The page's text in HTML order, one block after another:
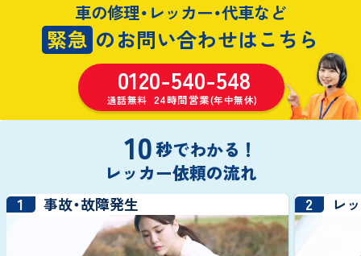
車の修理・レッカー・代車など
緊急 のお問い合わせはこちら
0120-540-548
通話無料 24時間営業(年中無休)
10秒でわかる！
レッカー依頼の流れ
1 事故・故障発生 2 レ